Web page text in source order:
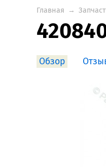
Главная →
Обзор